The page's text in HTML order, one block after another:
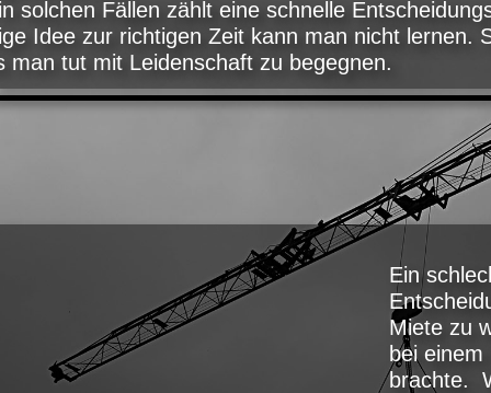
solchen Fällen zählt eine schnelle
Idee zur richtigen Zeit kann man nicht lernen.
man tut mit Leidenschaft zu begegnen.
Ein
Miete zu
bei
brachte.